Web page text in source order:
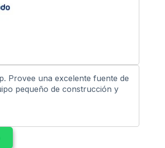
Provee una excelente fuente de
pequeño de construcción y